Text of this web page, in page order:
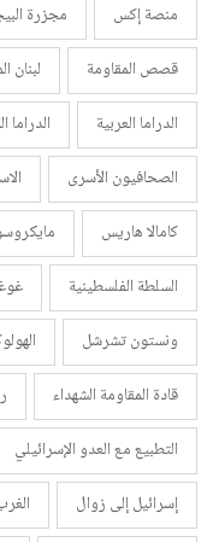
منصة إكس
مجزرة
قصص المقاومة
لبنان
الدراما العربية
الدراما
الصحافيون الأسرى
كامالا هاريس
السلطة الفلسطينية
ونستون تشرشل
قادة المقاومة الشهداء
التطبيع مع العدو الإسرائيلي
إسرائيل إلى زوال